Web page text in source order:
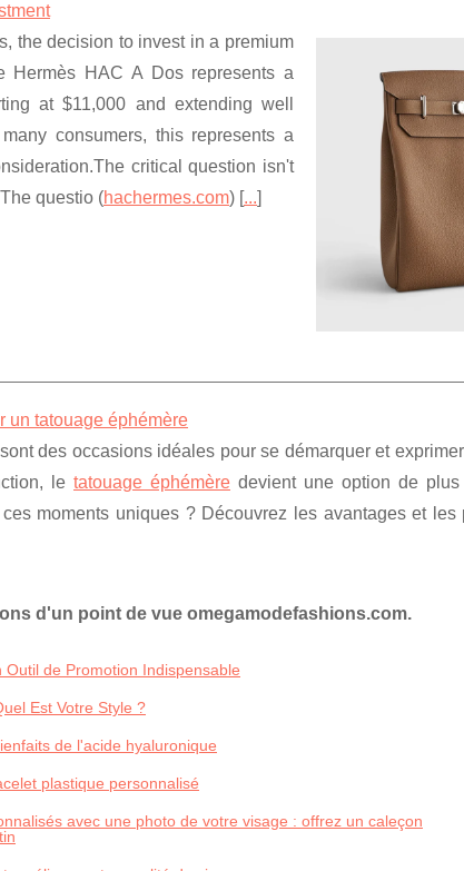
the decision to invest in a premium
Hermès HAC A Dos represents a
at $11,000 and extending well
consumers, this represents a
critical question isn't
questio (hachermes.com) [...]
un tatouage éphémère
des occasions idéales pour se démarquer et
le tatouage éphémère devient une option de
moments uniques ? Découvrez les avantages et les
d'un point de vue omegamodefashions.com.
de Promotion Indispensable
Est Votre Style ?
de l'acide hyaluronique
plastique personnalisé
avec une photo de votre visage : offrez un caleçon